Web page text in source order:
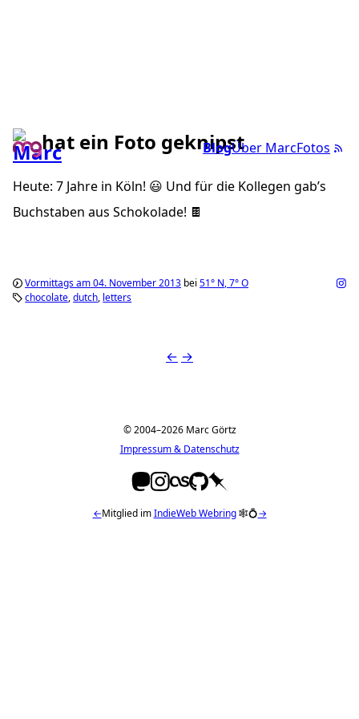
BlogÜber MarcFotos
hat ein Foto geknipst
Heute: 7 Jahre in Köln! 😃 Und für die Kollegen gab’s
Buchstaben aus Schokolade! 🍫
Vormittags am 04. November 2013 bei 51° N,7°O
chocolate dutch letters
← →
© 2004–2026 Marc Görtz
Impressum & Datenschutz
←Mitglied imIndieWeb Webring🕸💍→